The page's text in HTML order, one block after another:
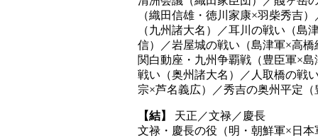
（織田信雄・徳川家康×羽柴秀吉
（九州諸大名）／耳川の戦い（島
信）／岩屋城の戦い（島津軍×高
関白動座・九州争覇戦（豊臣軍×
戦い（奥州諸大名）／人取橋の戦
宗×芦名義広）／秀吉の奥州平定
【結】
天正／文禄／慶長
文禄・慶長の役（明・朝鮮軍×日